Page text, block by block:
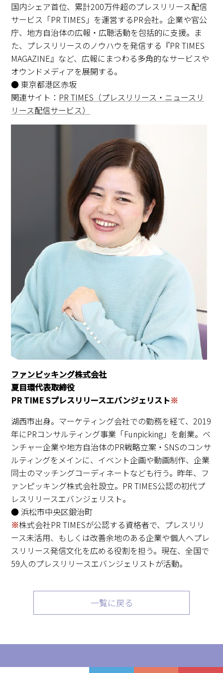
国内シェア首位、累計200万件超のプレスリリース配信
サービス「PR TIMES」を運営するPR会社。企業や官公
庁、地方自治体の広報・広聴活動を包括的に支援。ま
た、プレスリリースのノウハウを発信する『PR TIMES
MAGAZINE』など、広報にまつわる多角的なサービスや
オウンドメディアを展開する。
● 東京都港区赤坂
関連サイト： PR TIMES（プレスリリース・ニュースリ
リース配信サービス）
ファンピッキング株式会社
夏目環代表取締役
PR TIME Sプレスリリースエバンジェリスト※
湖西市出身。マーケティング会社での勤務を経て、2019
年にPRコンサルティング事業「Funpicking」を創業。ベ
ンチャー企業や地方自治体のPR戦略立案・SNSのコンサ
ルティングをメインに、イベント企画や動画制作、企業
同士のマッチングコーディネートなども行う。昨年、フ
ァンピッキング株式会社設立。PR TIMES公認の初代プ
レスリリースエバンジェリスト。
● 浜松市中央区鍛治町
※株式会社PR TIMESが公認する資格者で、プレスリリ
ース未活用、もしくは改善余地のある企業や個人へプレ
スリリース発信文化を広める役割を担う。現在、全国で
59人のプレスリリースエバンジェリストが活動。
一覧に戻る